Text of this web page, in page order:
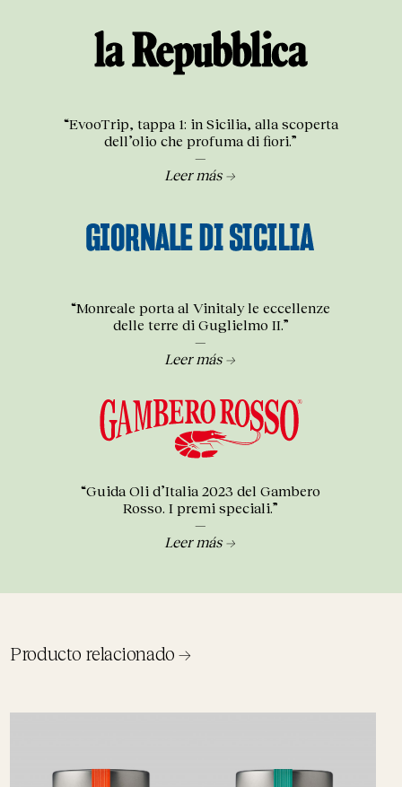
“EvooTrip, tappa 1: in Sicilia, alla scoperta
dell’olio che profuma di fiori.”
—
Leer más →
“Monreale porta al Vinitaly le eccellenze
delle terre di Guglielmo II.”
—
Leer más →
“Guida Oli d’Italia 2023 del Gambero
Rosso. I premi speciali.”
—
Leer más →
Producto relacionado →